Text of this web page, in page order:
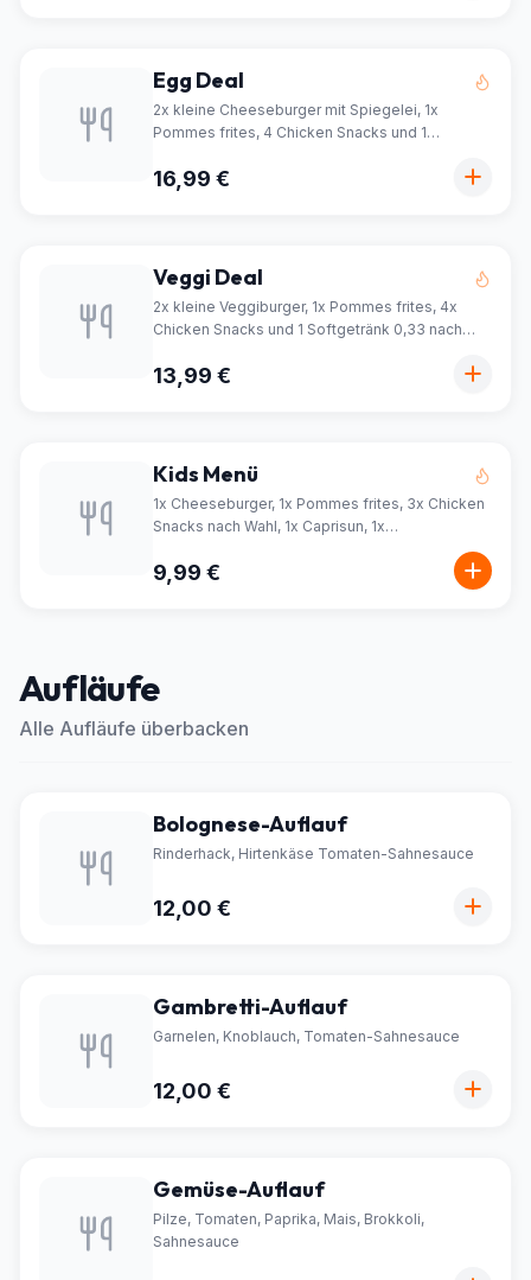
Egg Deal
2x kleine Cheeseburger mit Spiegelei, 1x
Pommes frites, 4 Chicken Snacks und 1
16,99 €
Veggi Deal
2x kleine Veggiburger, 1x Pommes frites, 4x
Chicken Snacks und 1 Softgetränk 0,33 nach
13,99 €
Kids Menü
1x Cheeseburger, 1x Pommes frites, 3x Chicken
Snacks nach Wahl, 1x Caprisun, 1x
9,99 €
Aufläufe
Alle Aufläufe überbacken
Bolognese-Auflauf
Rinderhack, Hirtenkäse Tomaten-Sahnesauce
12,00 €
Gambretti-Auflauf
Garnelen, Knoblauch, Tomaten-Sahnesauce
12,00 €
Gemüse-Auflauf
Pilze, Tomaten, Paprika, Mais, Brokkoli,
Sahnesauce